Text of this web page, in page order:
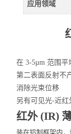
应用领域
在 3-5µm 范围平
第二表面反射不
消除光束位移
另有可见光-近
红外 (IR)
装在铝制框架内